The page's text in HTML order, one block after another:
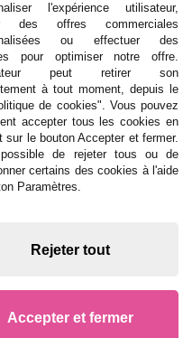
DE COOKIES
ET RETOUR
/ DROIT DE
des stocks permanents
- Boutique en ligne
sur Internet. Livraison
l'expérience utilisateur,
des offres commerciales
ou effectuer des
pour optimiser notre offre.
peut retirer son
à tout moment, depuis le
de cookies". Vous pouvez
accepter tous les cookies en
sur le bouton Accepter et fermer.
de rejeter tous ou de
certains des cookies à l'aide
Paramètres.
Rejeter tout
Accepter et fermer